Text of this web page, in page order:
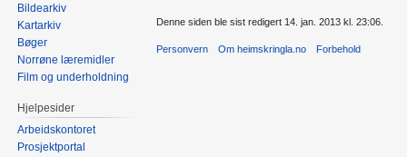
Bildearkiv
Kartarkiv
Bøger
Norrøne læremidler
Film og underholdning
Hjelpesider
Arbeidskontoret
Prosjektportal
Denne siden ble sist redigert 14. jan. 2013 kl. 23:06.
Personvern Om heimskringla.no Forbehold